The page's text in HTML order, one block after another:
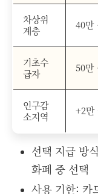
차상위
계층
40만
기초수
급자
50만
인구감
소지역
+2만
선택 지급 방
화폐 중 선택
사용 기한: 카